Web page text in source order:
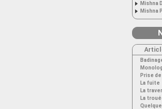
Mishna
Mishna
Prise
La fuite
La
La